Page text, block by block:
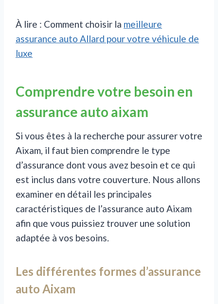
À lire : Comment choisir la meilleure
assurance auto Allard pour votre véhicule de
luxe
Comprendre votre besoin en
assurance auto aixam
Si vous êtes à la recherche pour assurer votre
Aixam, il faut bien comprendre le type
d’assurance dont vous avez besoin et ce qui
est inclus dans votre couverture. Nous allons
examiner en détail les principales
caractéristiques de l’assurance auto Aixam
afin que vous puissiez trouver une solution
adaptée à vos besoins.
Les différentes formes d’assurance
auto Aixam